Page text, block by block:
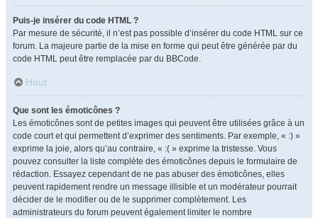
Puis-je insérer du code HTML ?
Par mesure de sécurité, il n’est pas possible d’insérer du code HTML sur ce
forum. La majeure partie de la mise en forme qui peut être générée par du
code HTML peut être remplacée par du BBCode.
Haut
Que sont les émoticônes ?
Les émoticônes sont de petites images qui peuvent être utilisées grâce à un
code court et qui permettent d’exprimer des sentiments. Par exemple, « :) »
exprime la joie, alors qu’au contraire, « :( » exprime la tristesse. Vous
pouvez consulter la liste complète des émoticônes depuis le formulaire de
rédaction. Essayez cependant de ne pas abuser des émoticônes, elles
peuvent rapidement rendre un message illisible et un modérateur pourrait
décider de le modifier ou de le supprimer complètement. Les
administrateurs du forum peuvent également limiter le nombre